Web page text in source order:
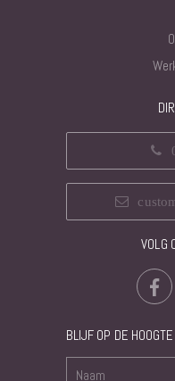
VOLG
BLIJF OP DE HOOGTE